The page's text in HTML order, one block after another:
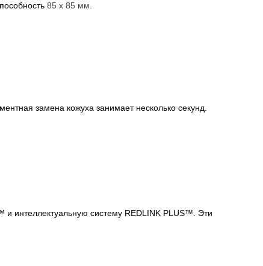
85 x 85 мм.
замена кожуха занимает несколько секунд.
и интеллектуальную систему REDLINK PLUS™. Эти